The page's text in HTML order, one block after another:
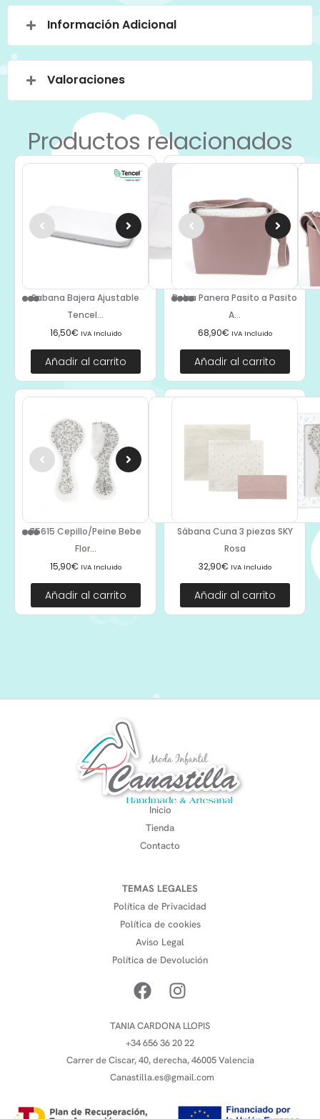
Información Adicional
Valoraciones
Productos relacionados
Sabana Bajera Ajustable
Tencel...
16,50€ IVA Incluido
Añadir al carrito
Bolsa Panera Pasito a Pasito
A...
68,90€ IVA Incluido
Añadir al carrito
75615 Cepillo/Peine Bebe
Flor...
15,90€ IVA Incluido
Añadir al carrito
Sábana Cuna 3 piezas SKY
Rosa
32,90€ IVA Incluido
Añadir al carrito
Inicio
Tienda
Contacto
TEMAS LEGALES
Política de Privacidad
Política de cookies
Aviso Legal
Política de Devolución
TANIA CARDONA LLOPIS
+34 656 36 20 22
Carrer de Ciscar, 40, derecha, 46005 Valencia
Canastilla.es@gmail.com